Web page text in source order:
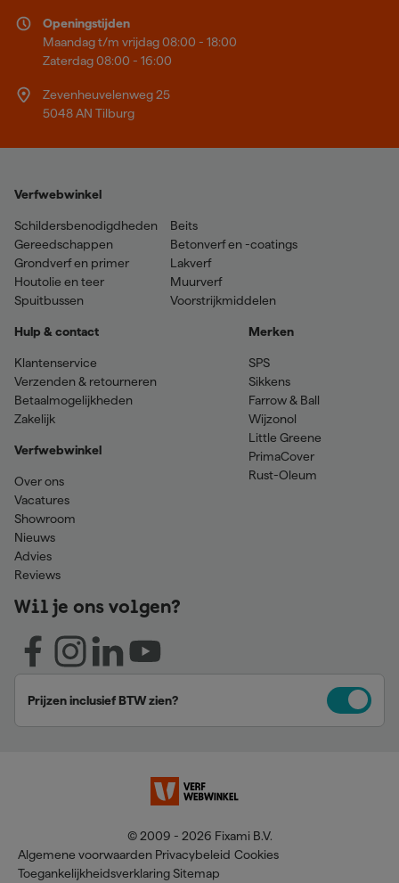
Openingstijden
Maandag t/m vrijdag 08:00 - 18:00
Zaterdag 08:00 - 16:00
Zevenheuvelenweg 25
5048 AN Tilburg
Verfwebwinkel
Schildersbenodigdheden
Gereedschappen
Grondverf en primer
Houtolie en teer
Spuitbussen
Beits
Betonverf en -coatings
Lakverf
Muurverf
Voorstrijkmiddelen
Hulp & contact
Klantenservice
Verzenden & retourneren
Betaalmogelijkheden
Zakelijk
Verfwebwinkel
Over ons
Vacatures
Showroom
Nieuws
Advies
Reviews
Merken
SPS
Sikkens
Farrow & Ball
Wijzonol
Little Greene
PrimaCover
Rust-Oleum
Wil je ons volgen?
Prijzen inclusief BTW zien?
© 2009 - 2026 Fixami B.V.
Algemene voorwaarden Privacybeleid Cookies
Toegankelijkheidsverklaring Sitemap